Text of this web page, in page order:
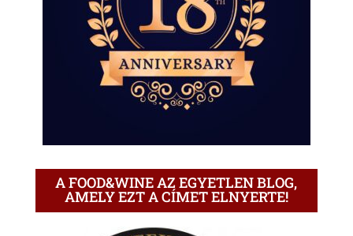
A FOOD&WINE AZ EGYETLEN BLOG,
AMELY EZT A CÍMET ELNYERTE!